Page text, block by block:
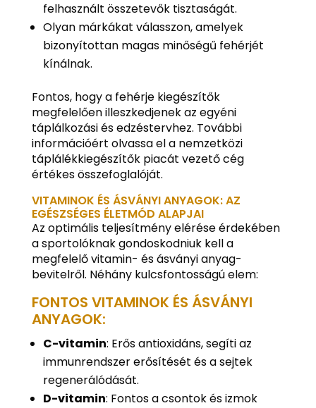
felhasznált összetevők tisztaságát.
Olyan márkákat válasszon, amelyek
bizonyítottan magas minőségű fehérjét
kínálnak.
Fontos, hogy a fehérje kiegészítők
megfelelően illeszkedjenek az egyéni
táplálkozási és edzéstervhez. További
információért olvassa el a nemzetközi
táplálékkiegészítők piacát vezető cég
értékes összefoglalóját.
VITAMINOK ÉS ÁSVÁNYI ANYAGOK: AZ
EGÉSZSÉGES ÉLETMÓD ALAPJAI
Az optimális teljesítmény elérése érdekében
a sportolóknak gondoskodniuk kell a
megfelelő vitamin- és ásványi anyag-
bevitelről. Néhány kulcsfontosságú elem:
FONTOS VITAMINOK ÉS ÁSVÁNYI
ANYAGOK:
C-vitamin: Erős antioxidáns, segíti az
immunrendszer erősítését és a sejtek
regenerálódását.
D-vitamin: Fontos a csontok és izmok